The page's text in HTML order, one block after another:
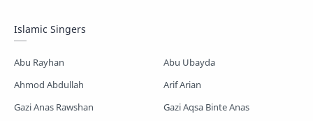
Shopnoshiri
Islamic Singers
Abu Rayhan
Abu Ubayda
Ahmod Abdullah
Arif Arian
Gazi Anas Rawshan
Gazi Aqsa Binte Anas